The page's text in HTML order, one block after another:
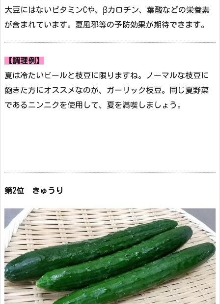
大豆にはないビタミンCや、βカロチン、葉酸などの栄養素
が含まれています。夏風邪等の予防効果が期待できます。
【調理例】
夏は冷たいビールと枝豆に限りますね。ノーマルな枝豆に
飽きた方にオススメなのが、ガーリック枝豆。同じ夏野菜
であるニンニクを使用して、夏を満喫しましょう。
第2位 きゅうり